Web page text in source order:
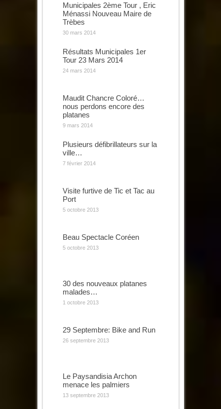
Municipales 2ème Tour , Eric
Ménassi Nouveau Maire de
Trèbes
30 mars 2014
Résultats Municipales 1er
Tour 23 Mars 2014
24 mars 2014
Maudit Chancre Coloré…
nous perdons encore des
platanes
9 mars 2014
Plusieurs défibrillateurs sur la
ville…
7 février 2014
Visite furtive de Tic et Tac au
Port
5 octobre 2013
Beau Spectacle Coréen
5 octobre 2013
30 des nouveaux platanes
malades…
1 octobre 2013
29 Septembre: Bike and Run
26 septembre 2013
Le Paysandisia Archon
menace les palmiers
13 septembre 2013